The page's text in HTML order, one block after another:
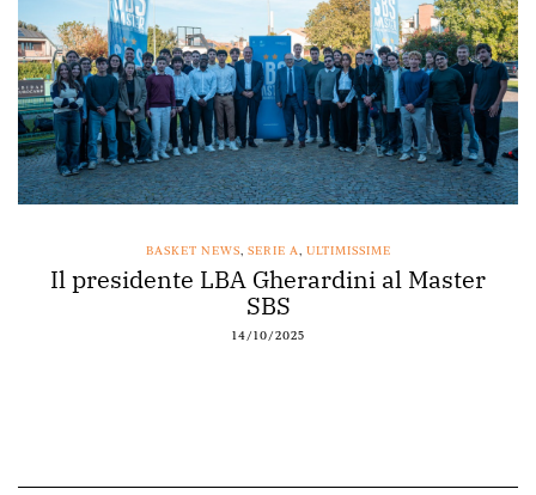
BASKET NEWS, SERIE A, ULTIMISSIME
Il presidente LBA Gherardini al Master
SBS
14/10/2025